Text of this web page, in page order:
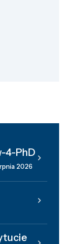
4-PhD
2026